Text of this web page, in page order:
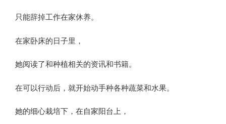
只能辞掉工作在家休养。
在家卧床的日子里，
她阅读了和种植相关的资讯和书籍。
在可以行动后，就开始动手种各种蔬菜和水果。
她的细心栽培下，在自家阳台上，